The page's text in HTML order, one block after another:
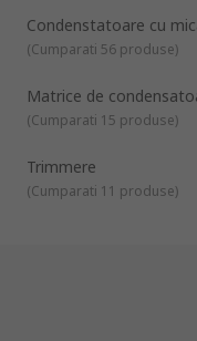
Condenstatoare cu
(Cumparati 56 produse)
Matrice de
(Cumparati 15 produse)
Trimmere
(Cumparati 11 produse)